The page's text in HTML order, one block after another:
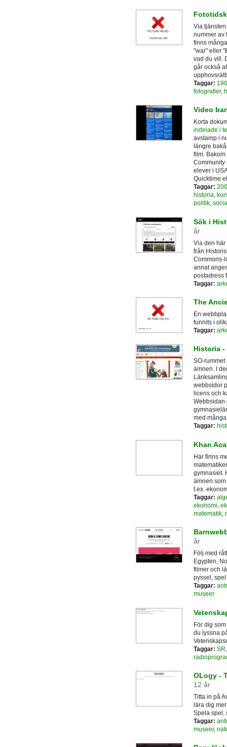
Via
nummer av
finns
"war" eller
vad du vill.
går också
Taggar:
fotografier,
Video
Korta
indelade i
avstamp i
längre
film.
Community
elever i
Quicktime
Taggar:
historia,
politik,
Sök i
år
Via den här
från
Commons-
annat
postadress
Taggar:
The
En
funnits i
Taggar:
Historia -
SO-
ämnen. I
webbsidor
licens och
Webbsidan
med
Taggar:
Khan
Här finns
gymnasiet.
ämnen
t.ex.
Taggar:
ekonomi
matematik,
år
Följ med
Egypten,
filmer och
pyssel,
Taggar:
museer
För dig
du lyssna
Taggar: SR
OLogy -
12 år
Titta in på
lära dig
Spela spel,
Taggar:
museer,